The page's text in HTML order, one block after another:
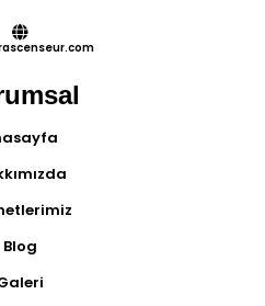
Blog